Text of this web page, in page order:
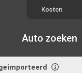
Kosten
Auto zoeken